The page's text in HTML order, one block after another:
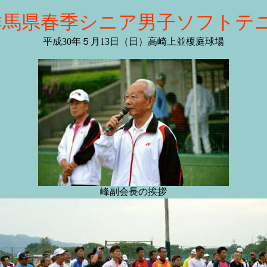
県春季シニア男子ソフトテ
平成30年５月13日（日）高崎上並榎庭球場
峰副会長の挨拶